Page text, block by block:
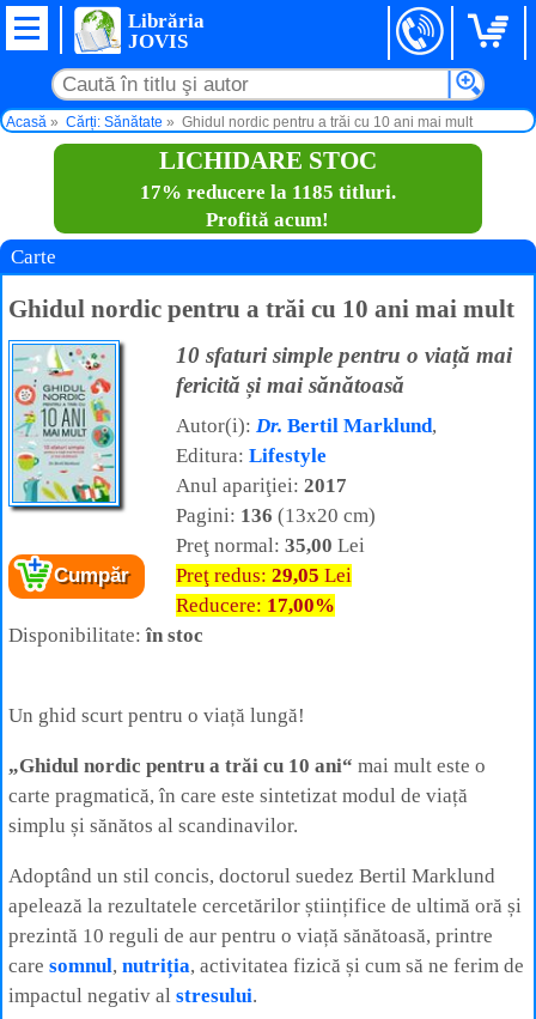
Librăria
JOVIS
Acasă Cărți: Sănătate Ghidul nordic pentru a trăi cu 10 ani mai mult
LICHIDARE STOC
17% reducere la 1185 titluri.
Profită acum!
Carte
Ghidul nordic pentru a trăi cu 10 ani mai mult
Cumpăr
10 sfaturi simple pentru o viață mai
fericită și mai sănătoasă
Autor(i): Dr. Bertil Marklund,
Editura: Lifestyle
Anul apariţiei: 2017
Pagini: 136 (13x20 cm)
Preţ normal: 35,00 Lei
Preţ redus: 29,05 Lei
Reducere: 17,00%
Disponibilitate:în stoc
Un ghid scurt pentru o viață lungă!
„Ghidul nordic pentru a trăi cu 10 ani“ mai mult este o
carte pragmatică, în care este sintetizat modul de viață
simplu și sănătos al scandinavilor.
Adoptând un stil concis, doctorul suedez Bertil Marklund
apelează la rezultatele cercetărilor științifice de ultimă oră și
prezintă 10 reguli de aur pentru o viață sănătoasă, printre
care somnul, nutriția, activitatea fizică și cum să ne ferim de
impactul negativ al stresului.